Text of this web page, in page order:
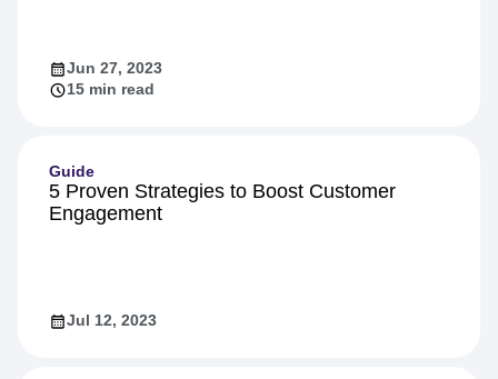
Jun 27, 2023
15 min read
Guide
5 Proven Strategies to Boost Customer
Engagement
Jul 12, 2023